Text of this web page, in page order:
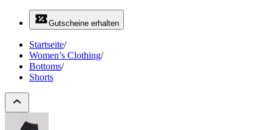
Gutscheine erhalten
Startseite/
Women’s Clothing/
Bottoms/
Shorts